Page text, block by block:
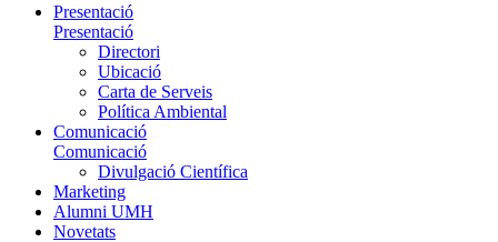
Presentació
Presentació
Directori
Ubicació
Carta de Serveis
Política Ambiental
Comunicació
Comunicació
Divulgació Científica
Marketing
Alumni UMH
Novetats